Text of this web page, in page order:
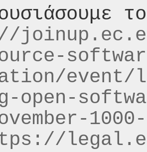
event/
open-